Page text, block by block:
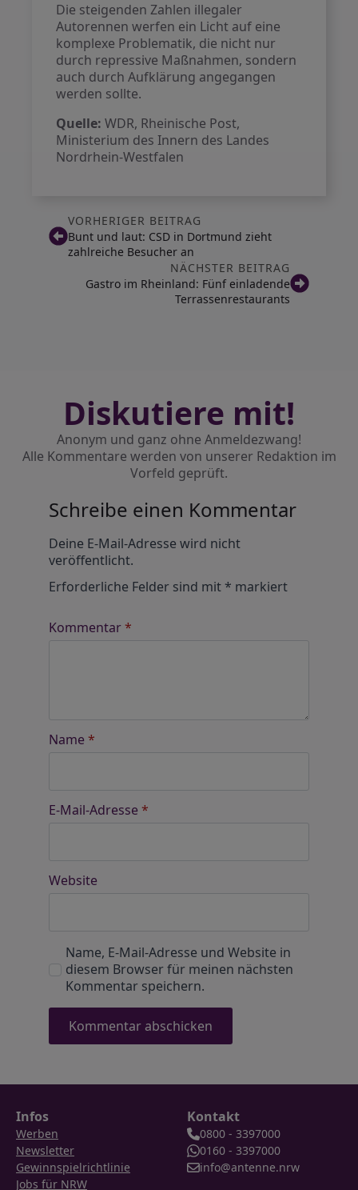
Die steigenden Zahlen illegaler
Autorennen werfen ein Licht auf eine
komplexe Problematik, die nicht nur
durch repressive Maßnahmen, sondern
auch durch Aufklärung angegangen
werden sollte.
Quelle: WDR, Rheinische Post,
Ministerium des Innern des Landes
Nordrhein-Westfalen
VORHERIGER BEITRAG
Bunt und laut: CSD in Dortmund zieht
zahlreiche Besucher an
NÄCHSTER BEITRAG
Gastro im Rheinland: Fünf einladende
Terrassenrestaurants
Diskutiere mit!
Anonym und ganz ohne Anmeldezwang!
Alle Kommentare werden von unserer Redaktion im
Vorfeld geprüft.
Schreibe einen Kommentar
Deine E-Mail-Adresse wird nicht
veröffentlicht.
Erforderliche Felder sind mit* markiert
Kommentar*
Name *
E-Mail-Adresse *
Website
Name, E-Mail-Adresse und Website in
diesem Browser für meinen nächsten
Kommentar speichern.
Infos
Werben
Newsletter
Gewinnspielrichtlinie
Jobs für NRW
Kontakt
0800 - 3397000
0160 - 3397000
info@antenne.nrw